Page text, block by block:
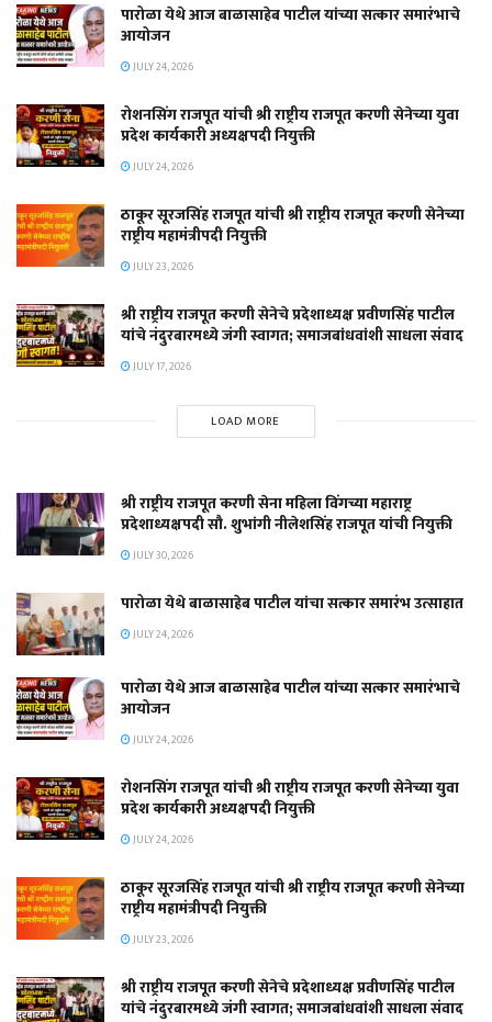
पारोळा येथे आज बाळासाहेब पाटील यांच्या सत्कार समारंभाचे
आयोजन
JULY 24, 2026
रोशनसिंग राजपूत यांची श्री राष्ट्रीय राजपूत करणी सेनेच्या युवा
प्रदेश कार्यकारी अध्यक्षपदी नियुक्ती
JULY 24, 2026
ठाकूर सूरजसिंह राजपूत यांची श्री राष्ट्रीय राजपूत करणी सेनेच्या
राष्ट्रीय महामंत्रीपदी नियुक्ती
JULY 23, 2026
श्री राष्ट्रीय राजपूत करणी सेनेचे प्रदेशाध्यक्ष प्रवीणसिंह पाटील
यांचे नंदुरबारमध्ये जंगी स्वागत; समाजबांधवांशी साधला संवाद
JULY 17, 2026
LOAD MORE
श्री राष्ट्रीय राजपूत करणी सेना महिला विंगच्या महाराष्ट्र
प्रदेशाध्यक्षपदी सौ. शुभांगी नीलेशसिंह राजपूत यांची नियुक्ती
JULY 30, 2026
पारोळा येथे बाळासाहेब पाटील यांचा सत्कार समारंभ उत्साहात
JULY 24, 2026
पारोळा येथे आज बाळासाहेब पाटील यांच्या सत्कार समारंभाचे
आयोजन
JULY 24, 2026
रोशनसिंग राजपूत यांची श्री राष्ट्रीय राजपूत करणी सेनेच्या युवा
प्रदेश कार्यकारी अध्यक्षपदी नियुक्ती
JULY 24, 2026
ठाकूर सूरजसिंह राजपूत यांची श्री राष्ट्रीय राजपूत करणी सेनेच्या
राष्ट्रीय महामंत्रीपदी नियुक्ती
JULY 23, 2026
श्री राष्ट्रीय राजपूत करणी सेनेचे प्रदेशाध्यक्ष प्रवीणसिंह पाटील
यांचे नंदुरबारमध्ये जंगी स्वागत; समाजबांधवांशी साधला संवाद